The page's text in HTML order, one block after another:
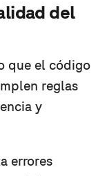
del
que el código
reglas
y
errores